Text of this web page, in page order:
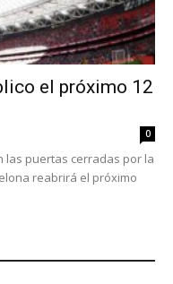
el próximo 12
0
las puertas cerradas por la
reabrirá el próximo